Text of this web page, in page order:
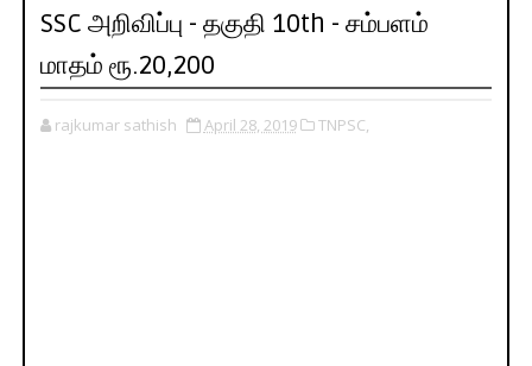
SSC அறிவிப்பு - தகுதி 10th - சம்பளம்
மாதம் ரூ.20,200
rajkumar sathish April 28, 2019 TNPSC,